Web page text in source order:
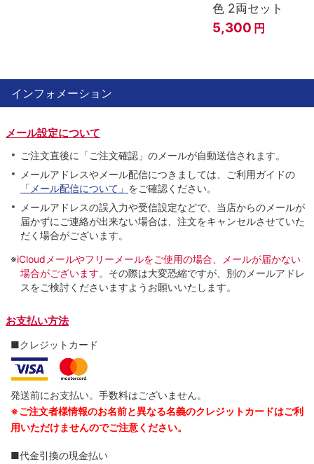
色 2両セット
5,300 円
インフォメーション
メール設定について
ご注文直後に「ご注文確認」のメールが自動送信されます。
メールアドレスやメール配信につきましては、ご利用ガイドの
「メール配信について」 をご確認ください。
メールアドレスの誤入力や受信設定などで、当店からのメールが
届かずにご連絡が出来ない場合は、注文をキャンセルさせていた
だく場合がございます。
※iCloudメールやフリーメールをご使用の場合、メールが届かない
場合がございます。 その際は大変恐縮ですが、別のメールアドレ
スをご検討くださいますようお願いいたします。
お支払い方法
■クレジットカード
発送前にお支払い。手数料はございません。
※ご注文者様情報のお名前と異なる名義のクレジットカードはご利
用いただけませんのでご注意ください。
■代金引換の現金払い